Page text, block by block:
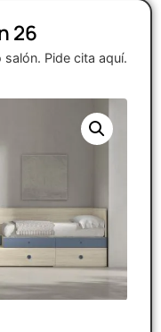
26
Pide cita aquí.